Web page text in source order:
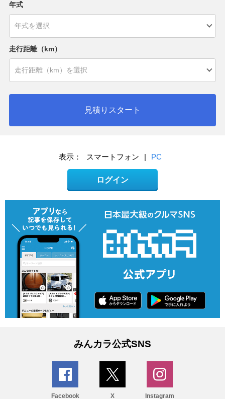
年式
走行距離（km）
見積りスタート
表示： スマートフォン | PC
ログイン
みんカラ公式SNS
Facebook X Instagram